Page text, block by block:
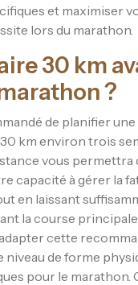
et maximiser
lors du marathon.
30 km
?
de planifier
km environ trois
vous permettra
capacité à gérer la
en laissant
la course
cette
de forme
pour le marathon.